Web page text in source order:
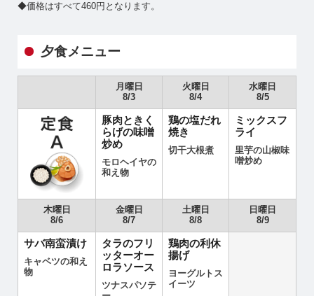
◆価格はすべて460円となります。
夕食メニュー
月曜日
8/3
火曜日
8/4
水曜日
8/5
豚肉ときく
らげの味噌
炒め
モロヘイヤの
和え物
鶏の塩だれ
焼き
切干大根煮
ミックスフ
ライ
里芋の山椒味
噌炒め
木曜日
8/6
金曜日
8/7
土曜日
8/8
日曜日
8/9
サバ南蛮漬け
キャベツの和え
物
タラのフリ
ッターオー
ロラソース
ツナスパソテ
鶏肉の利休
揚げ
ヨーグルトス
イーツ